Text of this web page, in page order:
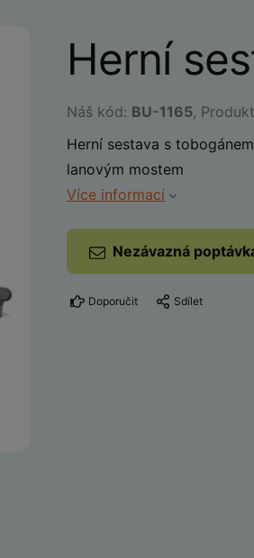
Herní
Náš kód: BU-1165,
Herní sestava s
lanovým mostem
Více informací
Nezávazná
Doporučit Sdílet